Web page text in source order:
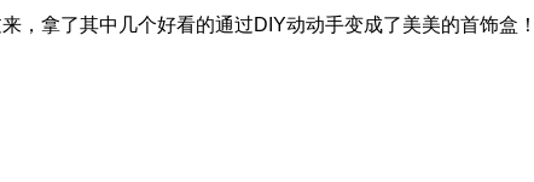
，拿了其中几个好看的通过DIY动动手变成了美美的首饰盒